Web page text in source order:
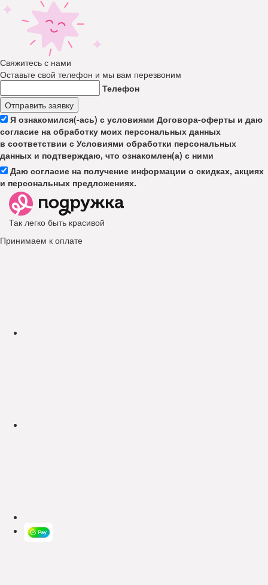
Свяжитесь с нами
Оставьте свой телефон и мы вам перезвоним
Телефон
Отправить заявку
Я ознакомился(-ась) с условиями Договора-оферты и даю
согласие на обработку моих персональных данных
в соответствии с Условиями обработки персональных
данных и подтверждаю, что ознакомлен(а) с ними
Даю согласие на получение информации о скидках, акциях
и персональных предложениях.
Так легко быть красивой
Принимаем к оплате